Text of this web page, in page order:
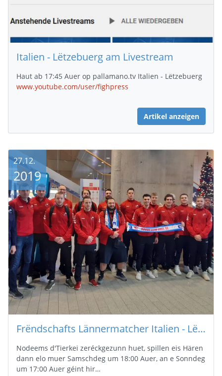
Italien - Lëtzebuerg am Livestream
Haut ab 17:45 Auer op pallamano.tv Italien - Lëtzebuerg
www.youtube.com/user/fighpress
Artikel anzeigen
Frëndschafts Lännermatcher Italien - Lëtzebuerg
Nodeems d'Tierkei zeréckgezunn huet, spillen eis Hären
dann elo muer Samschdeg um 18:00 Auer, an e Sonndeg
um 17:00 Auer géint hir…
27.12.
2019